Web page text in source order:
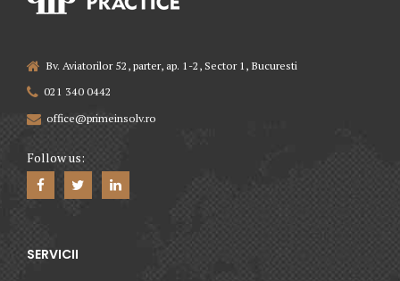
Bv. Aviatorilor 52, parter, ap. 1-2, Sector 1, Bucuresti
021 340 0442
office@primeinsolv.ro
Follow us:
SERVICII